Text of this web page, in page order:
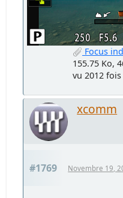
Focus
155.75 Ko,
vu 2012 fois
xcomm
#1769 Novembre 19,